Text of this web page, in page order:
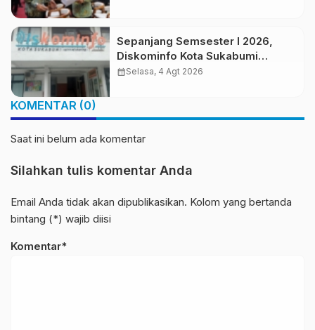
Sepanjang Semsester I 2026,
Diskominfo Kota Sukabumi
Klarifikasi 29 Hoaks
calendar_monthSelasa, 4 Agt 2026
KOMENTAR (0)
Saat ini belum ada komentar
Silahkan tulis komentar Anda
Email Anda tidak akan dipublikasikan. Kolom yang bertanda
bintang (*) wajib diisi
Komentar*